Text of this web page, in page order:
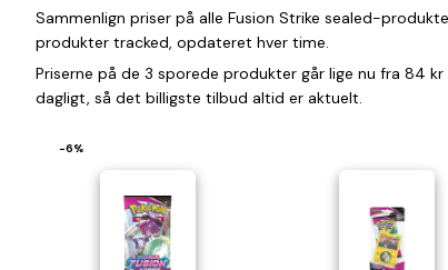
Sammenlign priser på alle Fusion Strike sealed-
produkter tracked, opdateret hver time.
Priserne på de 3 sporede produkter går lige nu fra 84
dagligt, så det billigste tilbud altid er aktuelt.
−6%